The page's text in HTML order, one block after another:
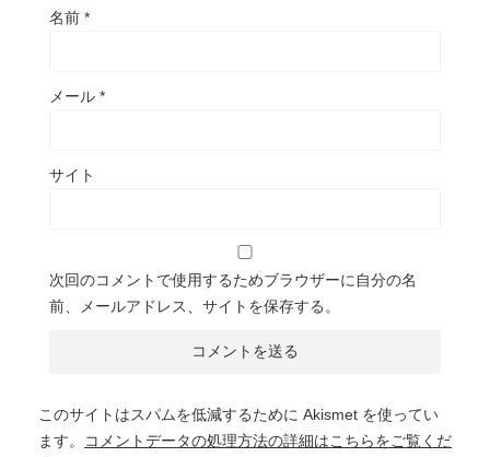
名前 *
メール *
サイト
次回のコメントで使用するためブラウザーに自分の名
前、メールアドレス、サイトを保存する。
このサイトはスパムを低減するために Akismet を使ってい
ます。
コメントデータの処理方法の詳細はこちらをご覧くだ